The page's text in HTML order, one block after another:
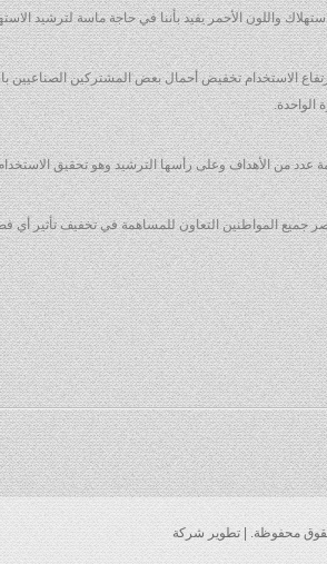
واللون الأحمر يفيد بأننا في حاجة ماسة لترشيد
الاستخدام تخفيض أحمال بعض المشتركين الصناعيين
عدد من الأهداف وعلى رأسها الترشيد وهو تحقيق
جميع المواطنين التعاون للمساهمة في تخفيف تأثير أي